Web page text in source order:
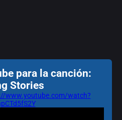
para la canción:
Stories
www.youtube.com/watch?